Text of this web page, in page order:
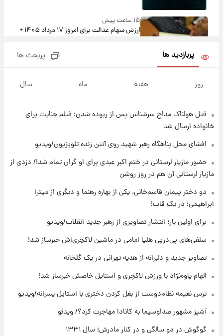
۱۵ ساعت پیش
ارزش سهام عدالت برای امروز ۱۷ مرداد ۱۴۰۵ +
۱۹ ساعت پیش
۱۹ ساعت پیش
برای اولین بار؛ انتشار تصاویری از رهبر جدید
انقلاب/ویدیو
تصاویر عمامه بستن به شیوه خاتمی/ویدیو
۲۱ ساعت پیش
افشای محل پناهگاه‌ رهبر شهید روی آنتن زنده
تلویزیون/ویدیو
۲۲ ساعت پیش
ثریا اسفندیاری بعد از طلاق و در دیدار با گروه
پربازدید ها پربحث ها
روز هفته ماه سال
قتل هولناک مداح سرشناس پس از ربوده شدن؛ فیلم جنایت برای
خانواده ارسال شد
افشای محل پناهگاه‌ رهبر شهید روی آنتن زنده تلویزیون/ویدیو
حضور مازیار لرستانی در ختم اکبر عبدی برای او گران تمام شد!/ دزدی از
مازیار لرستانی آن هم در روز روشن
دو دختر پیمان قاسم‌خانی، یکی از بهاره رهنما و دیگری از میترا
ابراهیمی؛ در یک قاب!
برای اولین بار؛ انتشار تصاویری از رهبر جدید انقلاب/ویدیو
سلفی‌های پی‌درپی هلیا امامی در ماشین لاکچری‌اش خبرساز شد!
تصاویر جدید و دلبرانه از هدیه تهرانی در یک گلخانه
الهام پاوه‌نژاد با ورزش لاکچری و استایل خاصش خبرساز شد!
ترس نعیمه نظام‌دوست از بغل کردن دختری با استایل پسرانه/ویدیو
آشپز مشهور صداوسیما به کانادا مهاجرت کرد؟/ ویدئو
گوگوش در دو سالگی و در کنار مادرش؛ سال ۱۳۳۱